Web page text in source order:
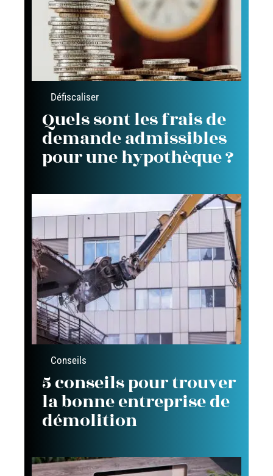
Défiscaliser
Quels sont les frais de
demande admissibles
pour une hypothèque ?
Conseils
5 conseils pour trouver
la bonne entreprise de
démolition